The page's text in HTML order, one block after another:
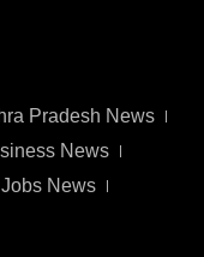
Pradesh News
News
News